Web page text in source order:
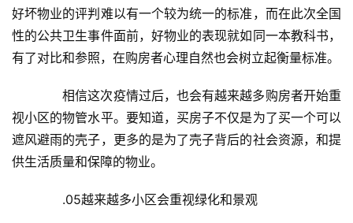
婴
亲
子
性
时
尚
好坏物业的评判难以有一个较为统一的标准，而在此次全国
性的公共卫生事件面前，好物业的表现就如同一本教科书，
有了对比和参照，在购房者心理自然也会树立起衡量标准。
相信这次疫情过后，也会有越来越多购房者开始重
视小区的物管水平。要知道，买房子不仅是为了买一个可以
遮风避雨的壳子，更多的是为了壳子背后的社会资源，和提
供生活质量和保障的物业。
.05越来越多小区会重视绿化和景观